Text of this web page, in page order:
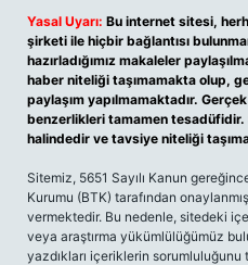
Yasal Uyarı: Bu internet sitesi,
şirketi ile hiçbir bağlantısı
hazırladığımız makaleler
haber niteliği taşımamakta olup,
paylaşım yapılmamaktadır.
benzerlikleri tamamen
halindedir ve tavsiye niteliği
Sitemiz, 5651 Sayılı Kanun
Kurumu (BTK) tarafından
vermektedir. Bu nedenle, sitedeki
veya araştırma yükümlülüğümüz
yazdıkları içeriklerin